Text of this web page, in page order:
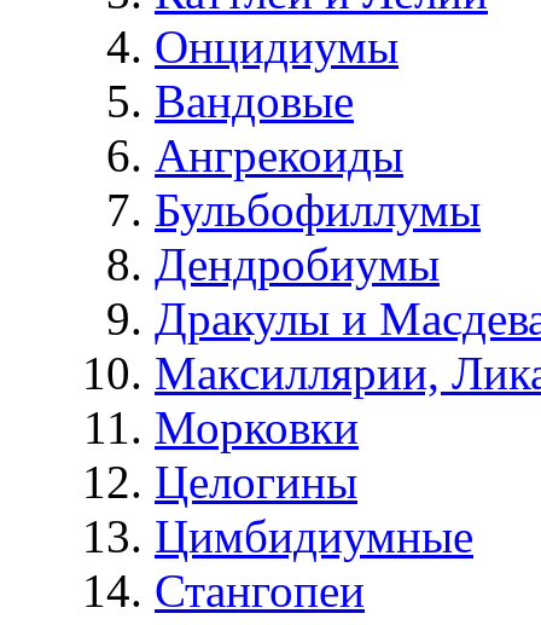
Онцидиумы
Вандовые
Ангрекоиды
Бульбофиллумы
Дендробиумы
Дракулы и
Максиллярии,
Морковки
Целогины
Цимбидиумные
Стангопеи